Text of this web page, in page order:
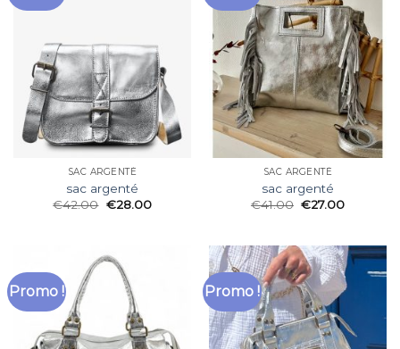
SAC ARGENTÉ
sac argenté
€42.00 €28.00
SAC ARGENTÉ
sac argenté
€41.00 €27.00
Promo ! Promo !